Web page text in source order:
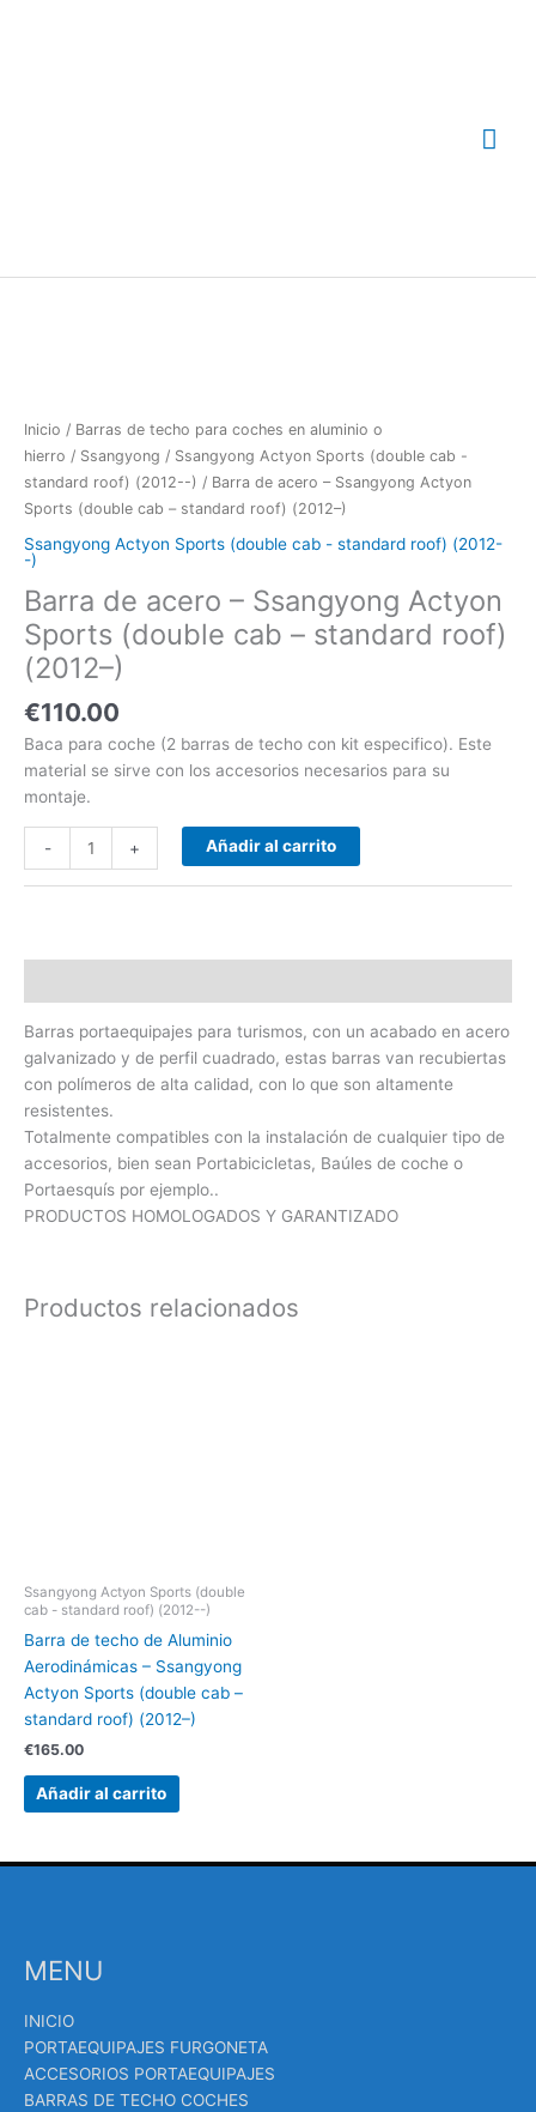
Inicio / Barras de techo para coches en aluminio o
hierro / Ssangyong / Ssangyong Actyon Sports (double cab -
standard roof) (2012--) / Barra de acero – Ssangyong Actyon
Sports (double cab – standard roof) (2012–)
Ssangyong Actyon Sports (double cab - standard roof) (2012-
-)
Barra de acero – Ssangyong Actyon
Sports (double cab – standard roof)
(2012–)
€110.00
Baca para coche (2 barras de techo con kit especifico). Este
material se sirve con los accesorios necesarios para su
montaje.
-
Actyon
Sports
(double
cab
standard
(2012-
-)
cantidad
+ Añadir al carrito
Barras portaequipajes para turismos, con un acabado en acero
galvanizado y de perfil cuadrado, estas barras van recubiertas
con polímeros de alta calidad, con lo que son altamente
resistentes.
Totalmente compatibles con la instalación de cualquier tipo de
accesorios, bien sean Portabicicletas, Baúles de coche o
Portaesquís por ejemplo..
PRODUCTOS HOMOLOGADOS Y GARANTIZADO
Productos relacionados
Ssangyong Actyon Sports (double
cab - standard roof) (2012--)
Barra de techo de Aluminio
Aerodinámicas – Ssangyong
Actyon Sports (double cab –
standard roof) (2012–)
€165.00
Añadir al carrito
MENU
INICIO
PORTAEQUIPAJES FURGONETA
ACCESORIOS PORTAEQUIPAJES
BARRAS DE TECHO COCHES